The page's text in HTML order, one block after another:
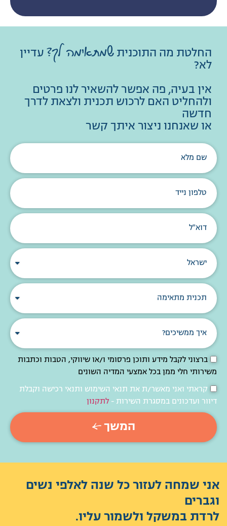
החלטת מה התוכנית שמתאימה לך? עדיין
לא?
אין בעיה, פה אפשר להשאיר לנו פרטים
ולהחליט האם לרכוש תכנית ולצאת לדרך
חדשה
או שאנחנו ניצור איתך קשר
ברצוני לקבל מידע ותוכן פרסומי ו/או שיווקי, הטבות וכתבות
משירותי חלי ממן בכל אמצעי המדיה השונים
קראתי ואני מאשר/ת את תנאי השימוש ותנאי רכישה וקבלת
דיוור ועדכונים במסגרת השירות - לתקנון
המשך
אני שמחה לעזור כל שנה לאלפי נשים
וגברים
לרדת במשקל ולשמור עליו.